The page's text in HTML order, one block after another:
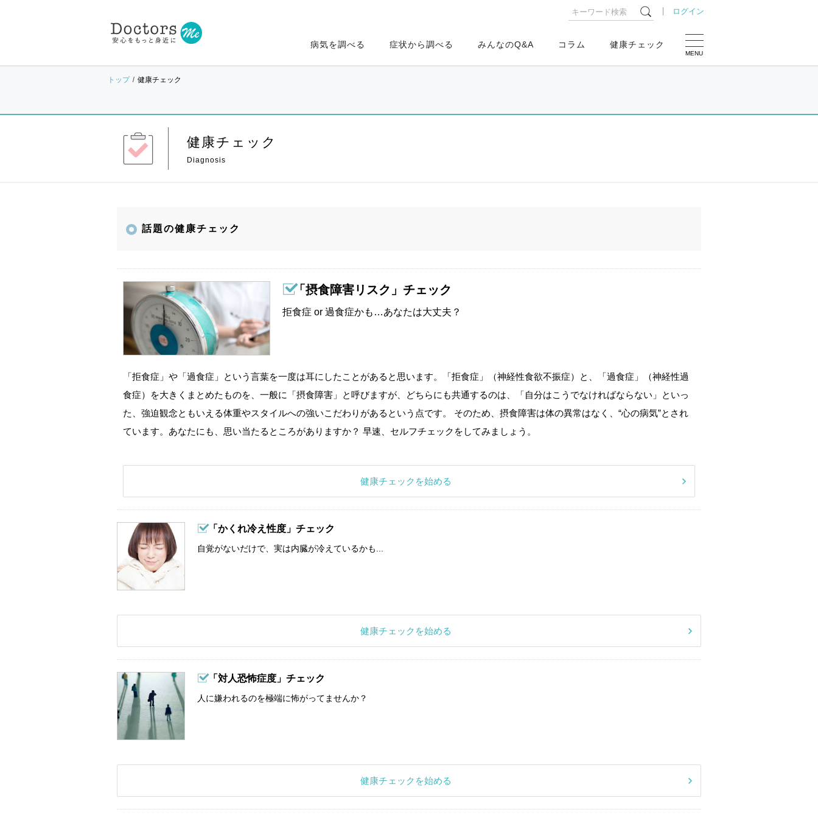
ログイン
MENU
病気を調べる 症状から調べる みんなのQ&A コラム 健康チェック
トップ 健康チェック
健康チェック
話題の健康チェック
「摂食障害リスク」チェック
拒食症 or 過食症かも…あなたは大丈夫？
「拒食症」や「過食症」という言葉を一度は耳にしたことがあると思います。「拒食症」（神経性食欲不振症）と、「過食症」（神経性過
食症）を大きくまとめたものを、一般に「摂食障害」と呼びますが、どちらにも共通するのは、「自分はこうでなければならない」といっ
た、強迫観念ともいえる体重やスタイルへの強いこだわりがあるという点です。 そのため、摂食障害は体の異常はなく、“心の病気”とされ
ています。あなたにも、思い当たるところがありますか？ 早速、セルフチェックをしてみましょう。
健康チェックを始める
「かくれ冷え性度」チェック
自覚がないだけで、実は内臓が冷えているかも...
健康チェックを始める
「対人恐怖症度」チェック
人に嫌われるのを極端に怖がってませんか？
健康チェックを始める